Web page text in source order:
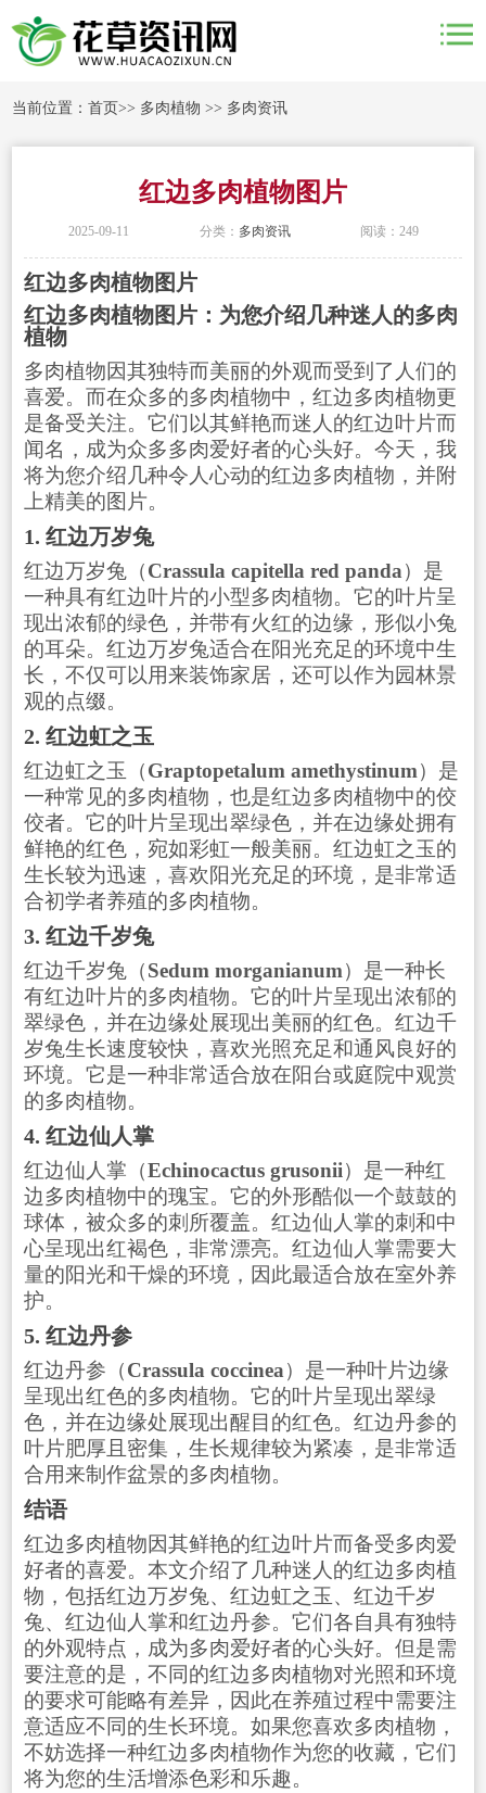
当前位置：首页>> 多肉植物 >> 多肉资讯
红边多肉植物图片
2025-09-11 分类： 多肉资讯 阅读：249
红边多肉植物图片
红边多肉植物图片：为您介绍几种迷人的多肉
植物
多肉植物因其独特而美丽的外观而受到了人们的
喜爱。而在众多的多肉植物中，红边多肉植物更
是备受关注。它们以其鲜艳而迷人的红边叶片而
闻名，成为众多多肉爱好者的心头好。今天，我
将为您介绍几种令人心动的红边多肉植物，并附
上精美的图片。
1. 红边万岁兔
红边万岁兔（Crassula capitella red panda）是
一种具有红边叶片的小型多肉植物。它的叶片呈
现出浓郁的绿色，并带有火红的边缘，形似小兔
的耳朵。红边万岁兔适合在阳光充足的环境中生
长，不仅可以用来装饰家居，还可以作为园林景
观的点缀。
2. 红边虹之玉
红边虹之玉（Graptopetalum amethystinum）是
一种常见的多肉植物，也是红边多肉植物中的佼
佼者。它的叶片呈现出翠绿色，并在边缘处拥有
鲜艳的红色，宛如彩虹一般美丽。红边虹之玉的
生长较为迅速，喜欢阳光充足的环境，是非常适
合初学者养殖的多肉植物。
3. 红边千岁兔
红边千岁兔（Sedum morganianum）是一种长
有红边叶片的多肉植物。它的叶片呈现出浓郁的
翠绿色，并在边缘处展现出美丽的红色。红边千
岁兔生长速度较快，喜欢光照充足和通风良好的
环境。它是一种非常适合放在阳台或庭院中观赏
的多肉植物。
4. 红边仙人掌
红边仙人掌（Echinocactus grusonii）是一种红
边多肉植物中的瑰宝。它的外形酷似一个鼓鼓的
球体，被众多的刺所覆盖。红边仙人掌的刺和中
心呈现出红褐色，非常漂亮。红边仙人掌需要大
量的阳光和干燥的环境，因此最适合放在室外养
护。
5. 红边丹参
红边丹参（Crassula coccinea）是一种叶片边缘
呈现出红色的多肉植物。它的叶片呈现出翠绿
色，并在边缘处展现出醒目的红色。红边丹参的
叶片肥厚且密集，生长规律较为紧凑，是非常适
合用来制作盆景的多肉植物。
结语
红边多肉植物因其鲜艳的红边叶片而备受多肉爱
好者的喜爱。本文介绍了几种迷人的红边多肉植
物，包括红边万岁兔、红边虹之玉、红边千岁
兔、红边仙人掌和红边丹参。它们各自具有独特
的外观特点，成为多肉爱好者的心头好。但是需
要注意的是，不同的红边多肉植物对光照和环境
的要求可能略有差异，因此在养殖过程中需要注
意适应不同的生长环境。如果您喜欢多肉植物，
不妨选择一种红边多肉植物作为您的收藏，它们
将为您的生活增添色彩和乐趣。